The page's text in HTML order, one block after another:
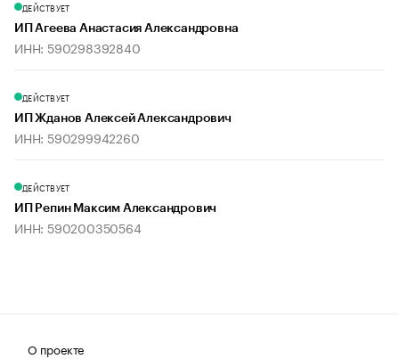
ДЕЙСТВУЕТ
ИП Агеева Анастасия Александровна
ИНН: 590298392840
ДЕЙСТВУЕТ
ИП Жданов Алексей Александрович
ИНН: 590299942260
ДЕЙСТВУЕТ
ИП Репин Максим Александрович
ИНН: 590200350564
О проекте